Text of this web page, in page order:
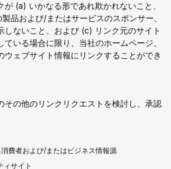
が (a) いかなる形であれ欺かれないこと、
品および/またはサービスのスポンサー、
しないこと、および (c) リンク元のサイト
いる場合に限り、当社のホームページ、
ウェブサイト情報にリンクすることができ
その他のリンクリクエストを検討し、承認
費者および/またはビジネス情報源
サイト